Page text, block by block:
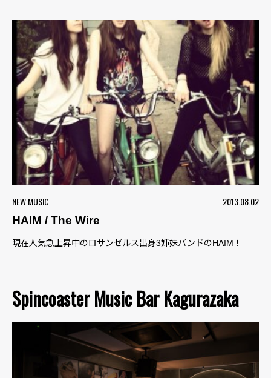
NEW MUSIC
2013.08.02
HAIM / The Wire
現在人気急上昇中のロサンゼルス出身3姉妹バンドのHAIM！
Spincoaster Music Bar Kagurazaka